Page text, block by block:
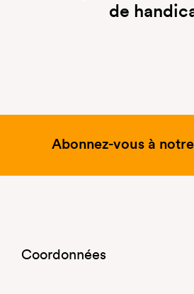
de
Abonnez-vous à
Coordonnées